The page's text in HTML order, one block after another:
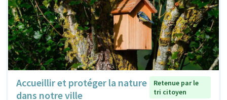
Accueillir et protéger la nature
dans notre ville
Retenue par le
tri citoyen